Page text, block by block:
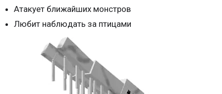
Атакует ближайших монстров
Любит наблюдать за птицами